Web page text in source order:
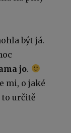
být já.
jo.
mi, o jaké
to určitě